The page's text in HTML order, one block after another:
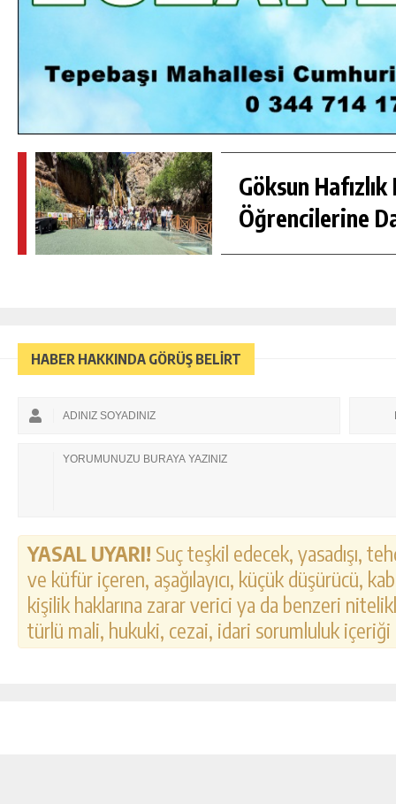
Göksun Hafızlık
Öğrencilerine
HABER HAKKINDA GÖRÜŞ BELİRT
YASAL UYARI! Suç teşkil edecek, yasadışı,
ve küfür içeren, aşağılayıcı, küçük düşürücü,
kişilik haklarına zarar verici ya da benzeri
türlü mali, hukuki, cezai, idari sorumluluk
GÜNLÜK HABER AKIŞI
GÖKSUN HAFIZLIK KIZ KUR’AN KURSU
ÖĞRENCILERINE DARENDE GEZISI.